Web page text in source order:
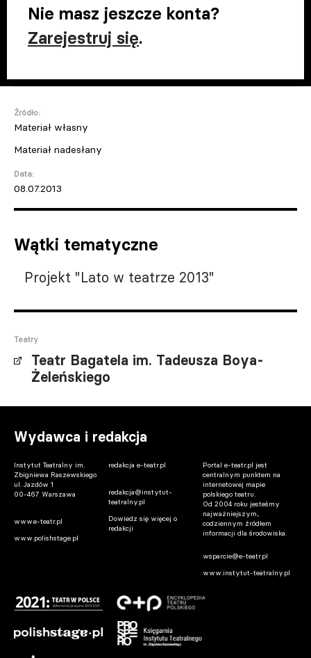
Nie masz jeszcze konta?
Zarejestruj się.
Źródło:
Materiał własny
Materiał nadesłany
Data:
08.07.2013
Wątki tematyczne
Projekt "Lato w teatrze 2013"
Teatry
Teatr Bagatela im. Tadeusza Boya-
Żeleńskiego
Wydawca i redakcja
Instytut Teatralny im.
Zbigniewa Raszewskiego
ul. Jazdów 1
00-467 Warszawa
www.e-teatr.pl
www.polishstage.pl
redakcja e-teatr.pl
redakcja@instytut-
teatralny.pl
Dowiedz się więcej o
redakcji
Portal e-teatr.pl jest
centralnym punktem na
internetowej mapie
polskiego teatru.
Od 2004 roku jesteśmy
najważniejszym,
codziennym źródłem
informacji dla środowiska.
wsparcie@e-teatr.pl
www.instytut-teatralny.pl